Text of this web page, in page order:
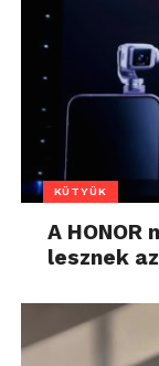
KÜTYÜK
A
lesznek